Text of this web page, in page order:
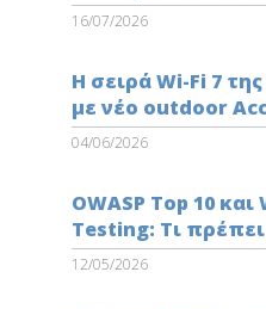
16/07/2026
Η σειρά Wi-Fi 7
με νέο outdoor
04/06/2026
OWASP Top 10
Testing: Τι
12/05/2026